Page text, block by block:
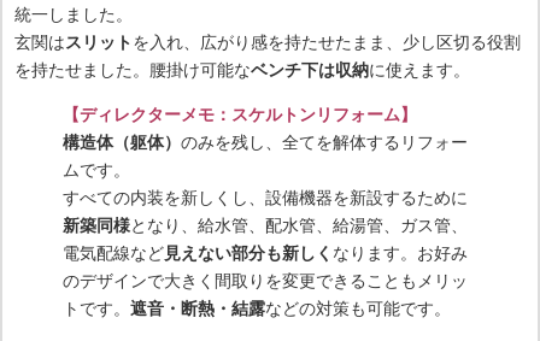
統一しました。
玄関は スリット を入れ、広がり感を持たせたまま、少し区切る役割
を持たせました。腰掛け可能なベンチ下は収納に使えます。
【ディレクターメモ：スケルトンリフォーム】
構造体（躯体） のみを残し、全てを解体するリフォー
ムです。
すべての内装を新しくし、設備機器を新設するために
新築同様となり、給水管、配水管、給湯管、ガス管、
電気配線など 見えない部分も新しく なります。お好み
のデザインで大きく間取りを変更できることもメリッ
トです。 遮音・断熱・結露などの対策も可能です。